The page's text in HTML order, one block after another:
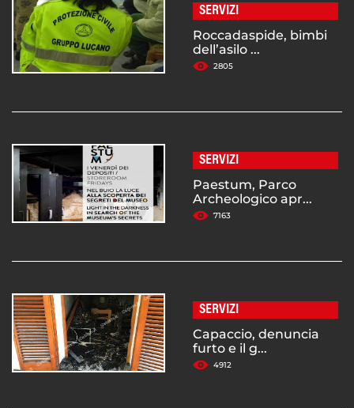
SERVIZI
Roccadaspide, bimbi
dell’asilo ...
2805
SERVIZI
Paestum, Parco
Archeologico apr...
7163
SERVIZI
Capaccio, denuncia
furto e il g...
4912